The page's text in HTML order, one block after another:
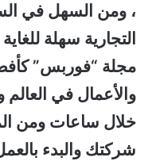
، ومن السهل في
التجارية سهلة
مجلة “فوربس”
والأعمال في العالم
خلال ساعات ومن
شركتك والبدء